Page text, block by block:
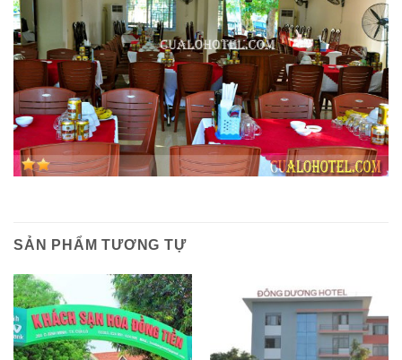
SẢN PHẨM TƯƠNG TỰ